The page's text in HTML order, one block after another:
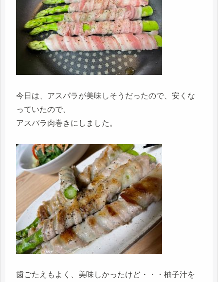
今日は、アスパラが美味しそうだったので、安くな
っていたので、
アスパラ肉巻きにしました。
歯ごたえもよく、美味しかったけど・・・柚子汁を